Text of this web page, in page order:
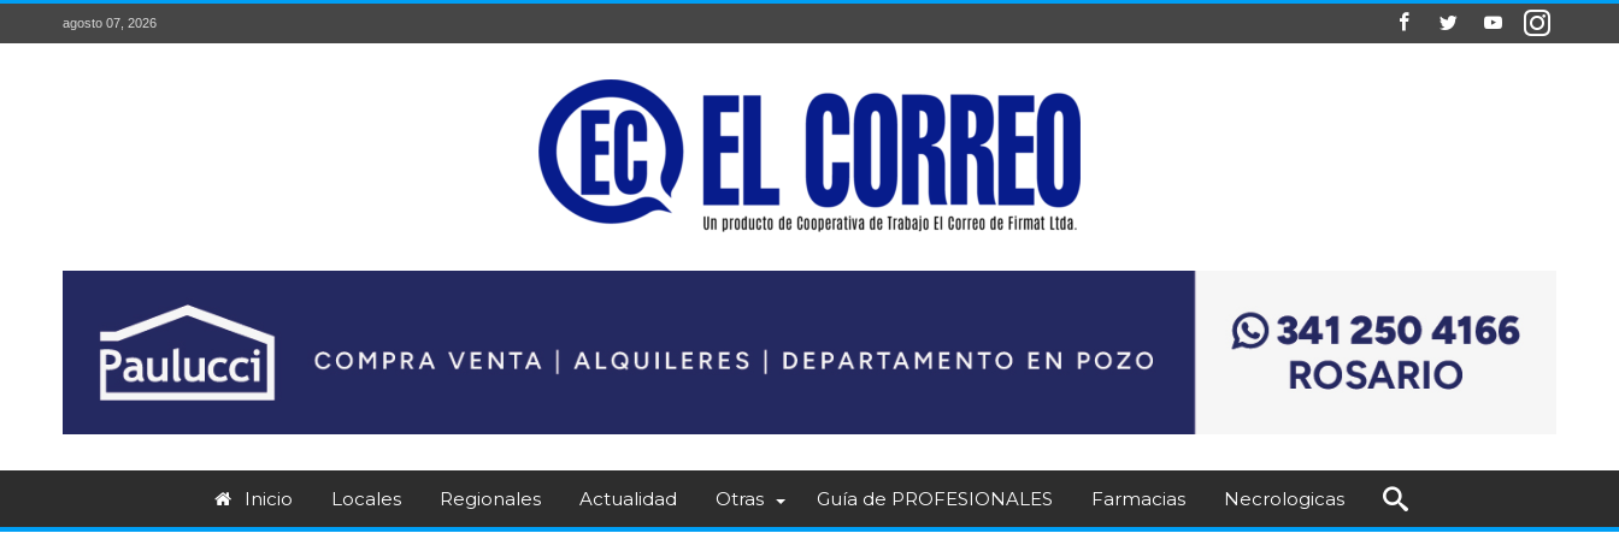
agosto 07, 2026
Inicio Locales Regionales Actualidad Otras Guía de PROFESIONALES Farmacias Necrologicas